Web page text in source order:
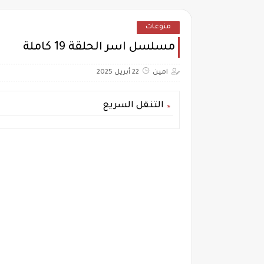
منوعات
مسلسل اسر الحلقة 19 كاملة
امين 22 أبريل 2025
التنقل السريع